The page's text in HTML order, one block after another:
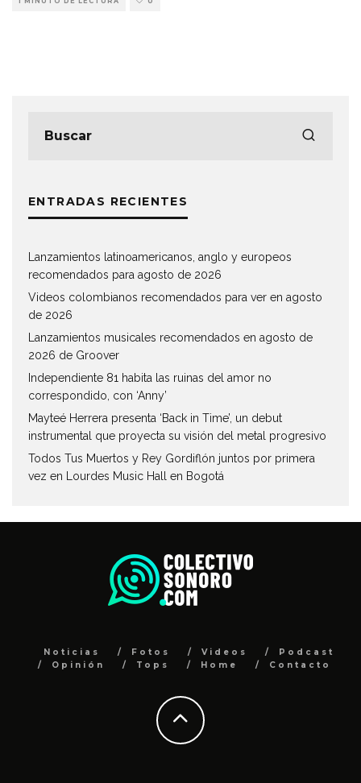
ENTRADAS RECIENTES
Lanzamientos latinoamericanos, anglo y europeos
recomendados para agosto de 2026
Videos colombianos recomendados para ver en agosto
de 2026
Lanzamientos musicales recomendados en agosto de
2026 de Groover
Independiente 81 habita las ruinas del amor no
correspondido, con ‘Anny’
Mayteé Herrera presenta ‘Back in Time’, un debut
instrumental que proyecta su visión del metal progresivo
Todos Tus Muertos y Rey Gordiflón juntos por primera
vez en Lourdes Music Hall en Bogotá
Noticias Fotos Videos
Podcast
Opinión
Tops Home Contacto